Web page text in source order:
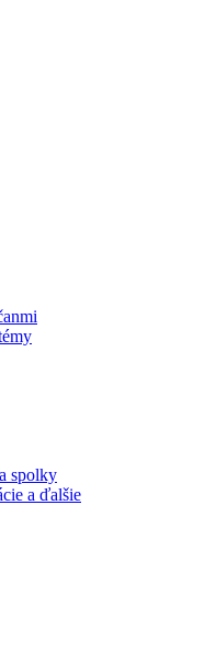
spolky
a ďalšie